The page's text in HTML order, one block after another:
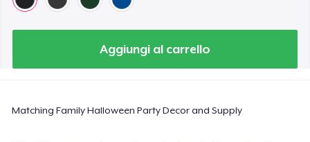
Aggiungi al carrello
Matching Family Halloween Party Decor and Supply
24,99 USD
Classic Long Sleeve Tee
24,99 USD